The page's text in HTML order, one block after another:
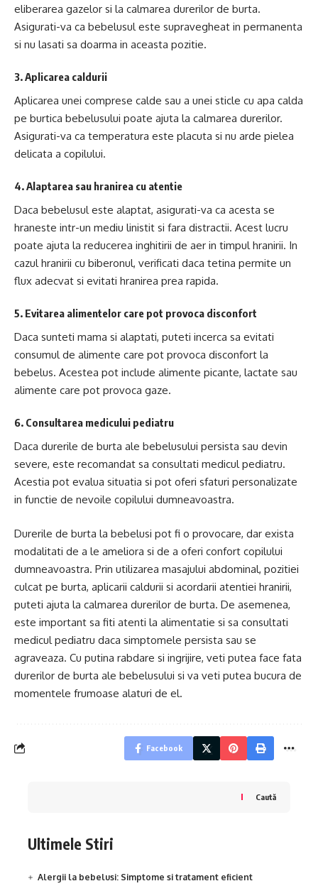
eliberarea gazelor si la calmarea durerilor de burta.
Asigurati-va ca bebelusul este supravegheat in permanenta
si nu lasati sa doarma in aceasta pozitie.
3. Aplicarea caldurii
Aplicarea unei comprese calde sau a unei sticle cu apa calda
pe burtica bebelusului poate ajuta la calmarea durerilor.
Asigurati-va ca temperatura este placuta si nu arde pielea
delicata a copilului.
4. Alaptarea sau hranirea cu atentie
Daca bebelusul este alaptat, asigurati-va ca acesta se
hraneste intr-un mediu linistit si fara distractii. Acest lucru
poate ajuta la reducerea inghitirii de aer in timpul hranirii. In
cazul hranirii cu biberonul, verificati daca tetina permite un
flux adecvat si evitati hranirea prea rapida.
5. Evitarea alimentelor care pot provoca disconfort
Daca sunteti mama si alaptati, puteti incerca sa evitati
consumul de alimente care pot provoca disconfort la
bebelus. Acestea pot include alimente picante, lactate sau
alimente care pot provoca gaze.
6. Consultarea medicului pediatru
Daca durerile de burta ale bebelusului persista sau devin
severe, este recomandat sa consultati medicul pediatru.
Acestia pot evalua situatia si pot oferi sfaturi personalizate
in functie de nevoile copilului dumneavoastra.
Durerile de burta la bebelusi pot fi o provocare, dar exista
modalitati de a le ameliora si de a oferi confort copilului
dumneavoastra. Prin utilizarea masajului abdominal, pozitiei
culcat pe burta, aplicarii caldurii si acordarii atentiei hranirii,
puteti ajuta la calmarea durerilor de burta. De asemenea,
este important sa fiti atenti la alimentatie si sa consultati
medicul pediatru daca simptomele persista sau se
agraveaza. Cu putina rabdare si ingrijire, veti putea face fata
durerilor de burta ale bebelusului si va veti putea bucura de
momentele frumoase alaturi de el.
Facebook
Caută
Ultimele Stiri
Alergii la bebelusi: Simptome si tratament eficient